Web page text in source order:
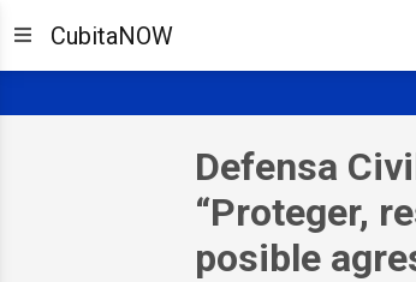
CubitaNOW
Defensa
“Proteger,
posible